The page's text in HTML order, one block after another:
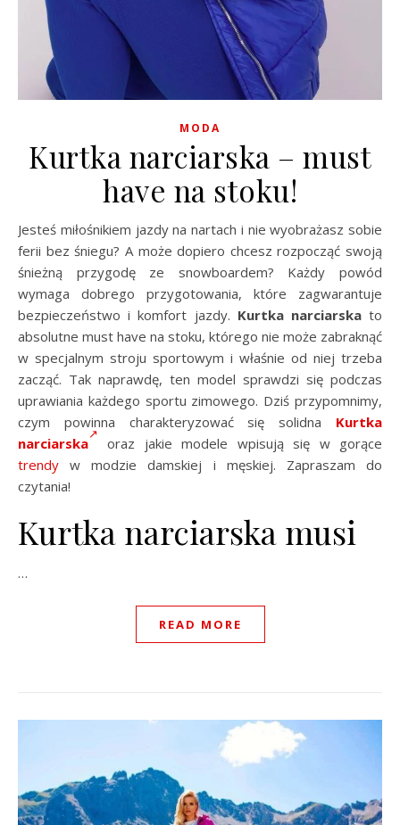
MODA
Kurtka narciarska – must
have na stoku!
Jesteś miłośnikiem jazdy na nartach i nie wyobrażasz sobie
ferii bez śniegu? A może dopiero chcesz rozpocząć swoją
śnieżną przygodę ze snowboardem? Każdy powód
wymaga dobrego przygotowania, które zagwarantuje
bezpieczeństwo i komfort jazdy. Kurtka narciarskato
absolutne must have na stoku, którego nie może zabraknąć
w specjalnym stroju sportowym i właśnie od niej trzeba
zacząć. Tak naprawdę, ten model sprawdzi się podczas
uprawiania każdego sportu zimowego. Dziś przypomnimy,
czym powinna charakteryzować się solidna Kurtka
narciarska
oraz jakie modele wpisują się w gorące
trendy w modzie damskiej i męskiej. Zapraszam do
czytania!
Kurtka narciarska musi
…
READ MORE